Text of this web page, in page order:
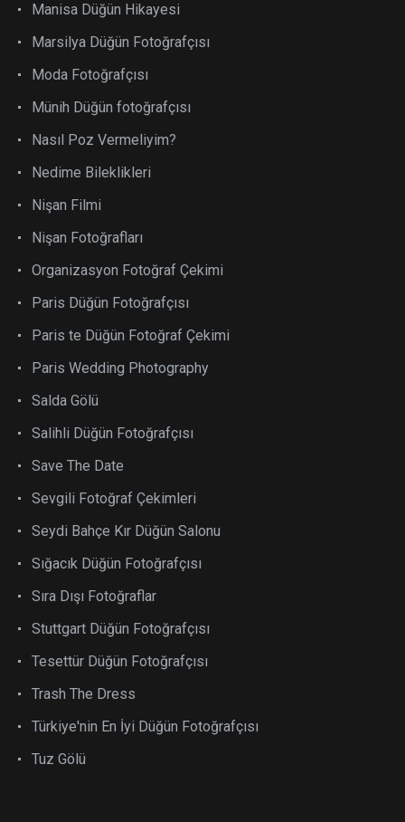
Manisa Düğün Hikayesi
Marsilya Düğün Fotoğrafçısı
Moda Fotoğrafçısı
Münih Düğün fotoğrafçısı
Nasıl Poz Vermeliyim?
Nedime Bileklikleri
Nişan Filmi
Nişan Fotoğrafları
Organizasyon Fotoğraf Çekimi
Paris Düğün Fotoğrafçısı
Paris te Düğün Fotoğraf Çekimi
Paris Wedding Photography
Salda Gölü
Salihli Düğün Fotoğrafçısı
Save The Date
Sevgili Fotoğraf Çekimleri
Seydi Bahçe Kır Düğün Salonu
Sığacık Düğün Fotoğrafçısı
Sıra Dışı Fotoğraflar
Stuttgart Düğün Fotoğrafçısı
Tesettür Düğün Fotoğrafçısı
Trash The Dress
Türkiye'nin En İyi Düğün Fotoğrafçısı
Tuz Gölü